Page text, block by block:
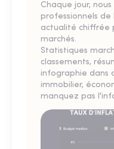
Chaque jour,
professionnels
actualité chiffrée
marchés.
Statistiques
classements,
infographie dans
immobilier,
manquez pas